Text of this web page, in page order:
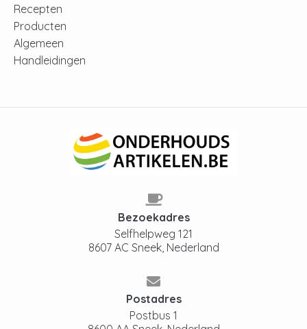
Recepten
Producten
Algemeen
Handleidingen
Bezoekadres
Selfhelpweg 121
8607 AC Sneek, Nederland
Postadres
Postbus 1